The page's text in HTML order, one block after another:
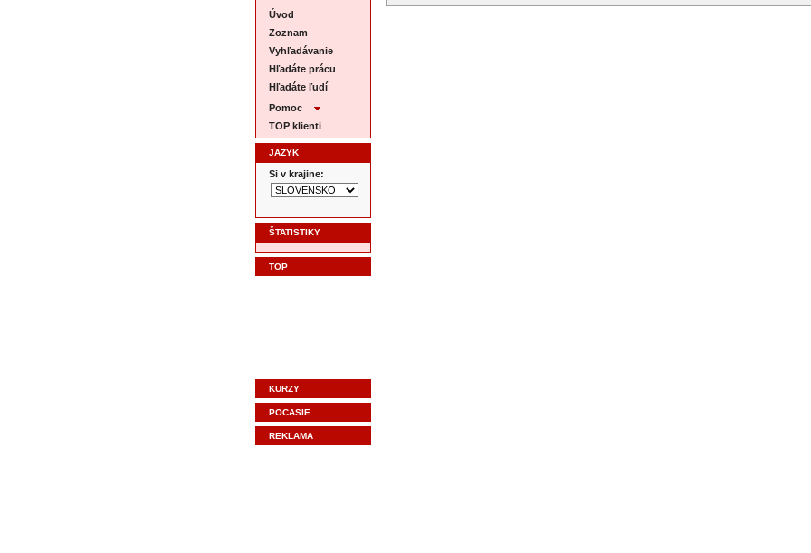
Úvod
Zoznam
Vyhľadávanie
Hľadáte prácu
Hľadáte ľudí
Pomoc
TOP klienti
JAZYK
Si v krajine:
ŠTATISTIKY
TOP
KURZY
POCASIE
REKLAMA